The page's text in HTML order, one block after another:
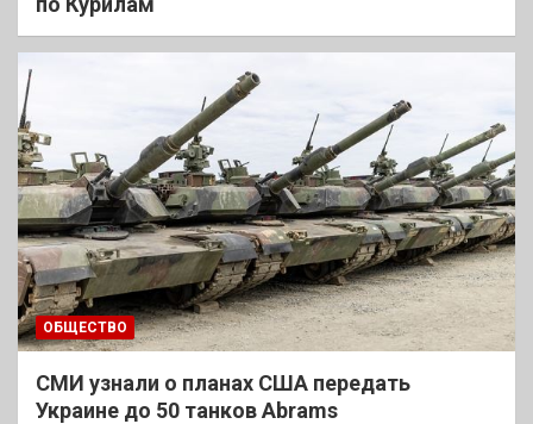
ОБЩЕСТВО
СМИ узнали о планах США передать
Украине до 50 танков Abrams